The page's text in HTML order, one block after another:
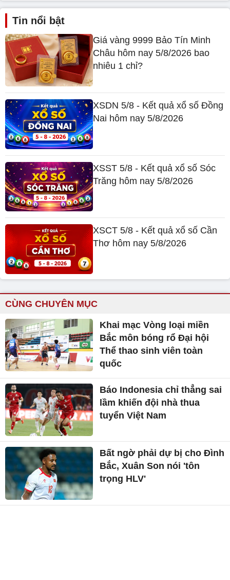
Tin nổi bật
Giá vàng 9999 Bảo Tín Minh
Châu hôm nay 5/8/2026 bao
nhiêu 1 chỉ?
XSDN 5/8 - Kết quả xổ số Đồng
Nai hôm nay 5/8/2026
XSST 5/8 - Kết quả xổ số Sóc
Trăng hôm nay 5/8/2026
XSCT 5/8 - Kết quả xổ số Cần
Thơ hôm nay 5/8/2026
CÙNG CHUYÊN MỤC
Khai mạc Vòng loại miền
Bắc môn bóng rổ Đại hội
Thể thao sinh viên toàn
quốc
Báo Indonesia chỉ thẳng sai
lầm khiến đội nhà thua
tuyển Việt Nam
Bất ngờ phải dự bị cho Đình
Bắc, Xuân Son nói 'tôn
trọng HLV'